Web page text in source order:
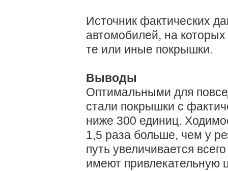
Источник фактических
автомобилей, на
те или иные покрышки.
Выводы
Оптимальными для
стали покрышки с
ниже 300 единиц.
1,5 раза больше, чем у
путь увеличивается
имеют привлекательную